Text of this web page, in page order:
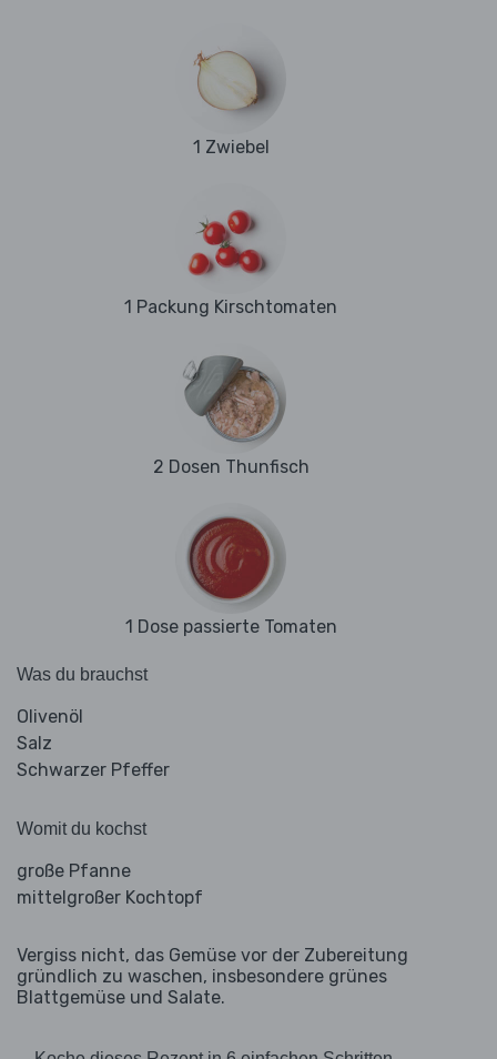
1 Zwiebel
1 Packung Kirschtomaten
2 Dosen Thunfisch
1 Dose passierte Tomaten
Was du brauchst
Olivenöl
Salz
Schwarzer Pfeffer
Womit du kochst
große Pfanne
mittelgroßer Kochtopf
Vergiss nicht, das Gemüse vor der Zubereitung
gründlich zu waschen, insbesondere grünes
Blattgemüse und Salate.